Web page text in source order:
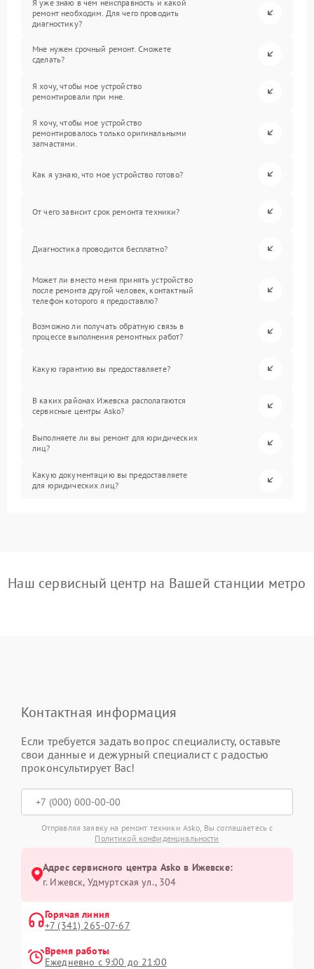
Я уже знаю в чем неисправность и какой
ремонт необходим. Для чего проводить
диагностику?
Мне нужен срочный ремонт. Сможете
сделать?
Я хочу, чтобы мое устройство
ремонтировали при мне.
Я хочу, чтобы мое устройство
ремонтировалось только оригинальными
запчастями.
Как я узнаю, что мое устройство готово?
От чего зависит срок ремонта техники?
Диагностика проводится бесплатно?
Может ли вместо меня принять устройство
после ремонта другой человек, контактный
телефон которого я предоставлю?
Возможно ли получать обратную связь в
процессе выполнения ремонтных работ?
Какую гарантию вы предоставляете?
В каких районах Ижевска располагаются
сервисные центры Asko?
Выполняете ли вы ремонт для юридических
лиц?
Какую документацию вы предоставляете
для юридических лиц?
Наш сервисный центр на Вашей станции метро
Контактная информация
Если требуется задать вопрос специалисту, оставьте
свои данные и дежурный специалист с радостью
проконсультирует Вас!
Отправляя заявку на ремонт техники Asko, Вы соглашаетесь с
Политикой конфиденциальности
Адрес сервисного центра Asko в Ижевске:
г. Ижевск, Удмуртская ул., 304
Горячая линия
+7 (341) 265-07-67
Время работы
Ежедневно с 9:00 до 21:00